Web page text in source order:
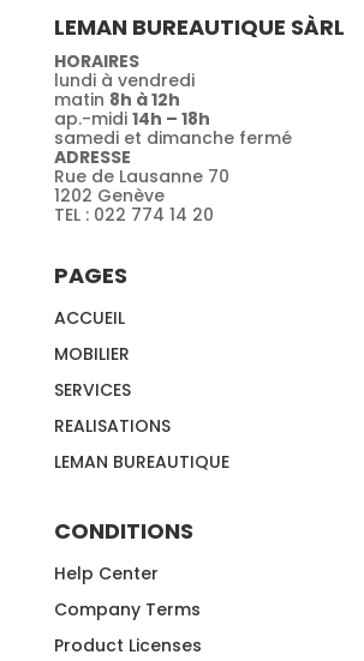
LEMAN BUREAUTIQUE SÀRL
HORAIRES
lundi à vendredi
matin 8h à 12h
ap.-midi 14h – 18h
samedi et dimanche fermé
ADRESSE
Rue de Lausanne 70
1202 Genève
TEL : 022 774 14 20
PAGES
ACCUEIL
MOBILIER
SERVICES
REALISATIONS
LEMAN BUREAUTIQUE
CONDITIONS
Help Center
Company Terms
Product Licenses